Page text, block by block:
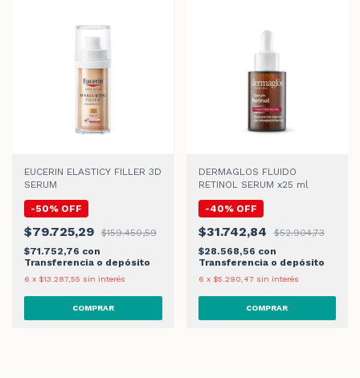
EUCERIN ELASTICY FILLER 3D
SERUM
-50% OFF
$79.725,29
$159.450,59
$71.752,76 con
Transferencia o depósito
6 x $13.287,55 sin interés
DERMAGLOS FLUIDO
RETINOL SERUM x25 ml
-40% OFF
$31.742,84
$52.904,73
$28.568,56 con
Transferencia o depósito
6 x $5.290,47 sin interés